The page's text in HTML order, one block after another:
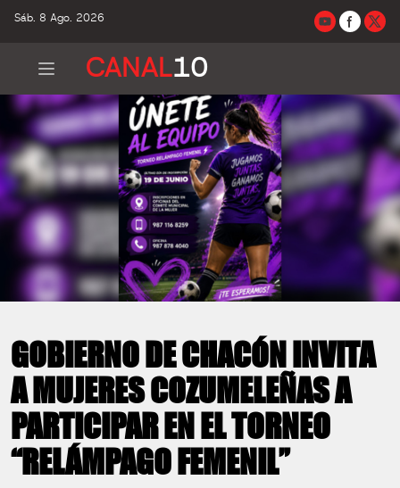
Sáb. 8 Ago. 2026
CANAL10
GOBIERNO DE CHACÓN INVITA
A MUJERES COZUMELEÑAS A
PARTICIPAR EN EL TORNEO
“RELÁMPAGO FEMENIL”